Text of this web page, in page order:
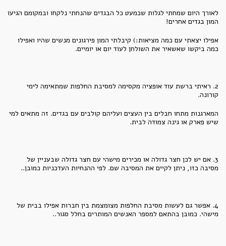
לאורך היום שמחתי לגלות שכמעט כל הבגדים שהנחתי נלקחו ובמקומם הגיעו
המון בגדים אחרים!
אפילו יצאתי עם כמה מציאות:) קיבלתי המון פירגונים מנשים שהיו ואפילו
כמה ביקשו שאשאיר את השולחן לעוד יום או יומיים.
2. ראיתי ברשת עוד אופציה מקסימה למסיבת החלפות שמתאימה לימי
קורונה.
המארגנות מתחו חבלים בין העצים ועליהם קולבים עם בגדים. זה מתאים למי
שיש פארק או גינה צמודה לבית.
3. אם יש לכן חצר גדולה או מכירים מישהי עם חצר גדולה שבעניין של
מסיבה כזו, ניתן לקיים את המסיבה שם. לפי ההנחיות העדכניות כמובן..
4. אפשר גם לעשות מסיבת החלפות מצומצמת בין חברות אפילו בבית של
מישהי. כמובן בהתאם למספר האנשים המותרים בחלל סגור..